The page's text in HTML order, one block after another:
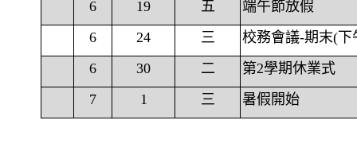
6
19 五
端午節放假
6
24 三
校務會議-期末(下
6
30 二
第2學期休業式
7
1 三 暑假開始